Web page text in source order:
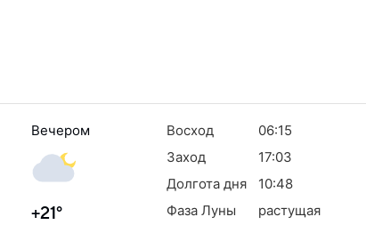
Вечером
+21°
Восход
06:15
Заход
17:03
Долгота дня
10:48
Фаза Луны
растущая